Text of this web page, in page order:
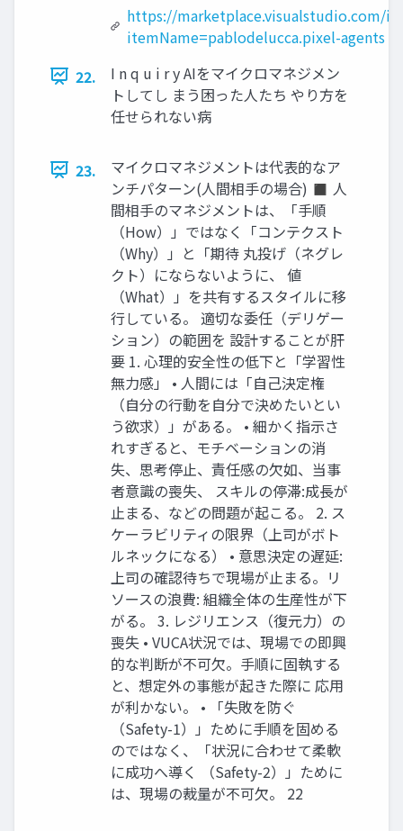
https://marketplace.visualstudio.com/
itemName=pablodelucca.pixel-agents
22.
I n q u i r y AIをマイクロマネジメン
トしてし まう困った人たち やり方を
任せられない病
23.
マイクロマネジメントは代表的なア
ンチパターン(人間相手の場合) ◼ 人
間相手のマネジメントは、「手順
（How）」ではなく「コンテクスト
（Why）」と「期待 丸投げ（ネグレ
クト）にならないように、 値
（What）」を共有するスタイルに移
行している。 適切な委任（デリゲー
ション）の範囲を 設計することが肝
要 1. 心理的安全性の低下と「学習性
無力感」 • 人間には「自己決定権
（自分の行動を自分で決めたいとい
う欲求）」がある。 • 細かく指示さ
れすぎると、モチベーションの消
失、思考停止、責任感の欠如、当事
者意識の喪失、 スキルの停滞:成長が
止まる、などの問題が起こる。 2. ス
ケーラビリティの限界（上司がボト
ルネックになる） • 意思決定の遅延:
上司の確認待ちで現場が止まる。リ
ソースの浪費: 組織全体の生産性が下
がる。 3. レジリエンス（復元力）の
喪失 • VUCA状況では、現場での即興
的な判断が不可欠。手順に固執する
と、想定外の事態が起きた際に 応用
が利かない。 • 「失敗を防ぐ
（Safety-1）」ために手順を固める
のではなく、「状況に合わせて柔軟
に成功へ導く （Safety-2）」ために
は、現場の裁量が不可欠。 22